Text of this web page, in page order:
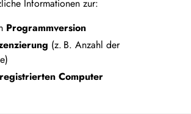
Informationen zur:
Programmversion
(z. B. Anzahl der
registrierten Computer